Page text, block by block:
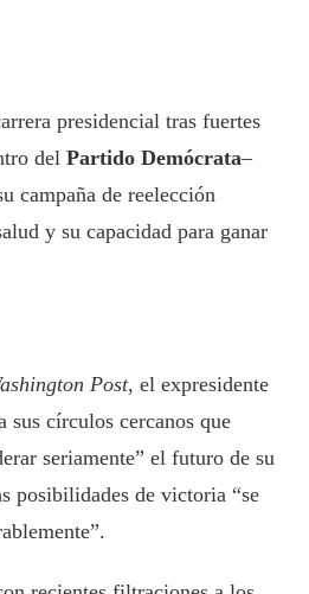
presidencial tras fuertes
del Partido Demócrata–
campaña de reelección
y su capacidad para ganar
Post, el expresidente
sus círculos cercanos que
seriamente” el futuro de su
posibilidades de victoria “se